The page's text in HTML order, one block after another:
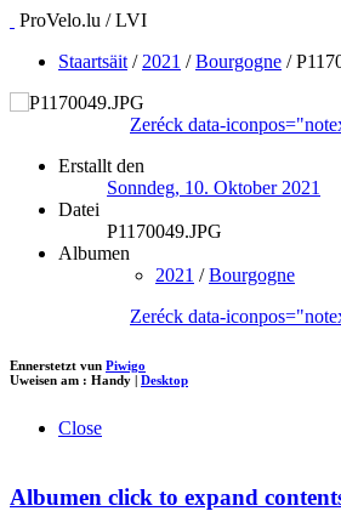
ProVelo.lu / LVI
Staartsäit / 2021 /Bourgogne /
Zeréck data-
Erstallt den
Sonndeg, 10. Oktober 2021
Datei
P1170049.JPG
Albumen
2021 /Bourgogne
Zeréck data-
Ennerstetzt vun Piwigo
Uweisen am : Handy | Desktop
Close
Albumen click to expand